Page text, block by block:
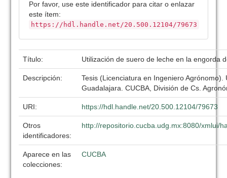
Por favor, use este identificador para citar o enlazar
este ítem:
https://hdl.handle.net/20.500.12104/79673
Título: Utilización de suero de leche en la engorda
Descripción:
Tesis (Licenciatura en Ingeniero Agrónomo).
Guadalajara. CUCBA, División de Cs.
URI: https://hdl.handle.net/20.500.12104/79673
Otros
identificadores:
http://repositorio.cucba.udg.mx:8080/xmlui/
Aparece en las
colecciones:
CUCBA